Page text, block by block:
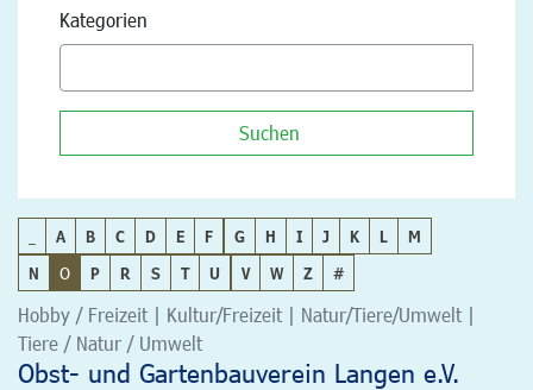
Kategorien
Suchen
A B C D E F G H I J K L
M
N
O P R S T U V W Z #
Hobby / Freizeit | Kultur/Freizeit | Natur/Tiere/Umwelt |
Tiere / Natur / Umwelt
Obst- und Gartenbauverein Langen e.V.